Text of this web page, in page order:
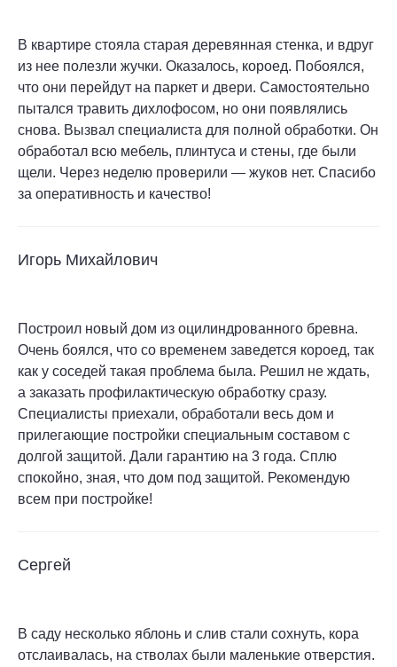
В квартире стояла старая деревянная стенка, и вдруг
из нее полезли жучки. Оказалось, короед. Побоялся,
что они перейдут на паркет и двери. Самостоятельно
пытался травить дихлофосом, но они появлялись
снова. Вызвал специалиста для полной обработки. Он
обработал всю мебель, плинтуса и стены, где были
щели. Через неделю проверили — жуков нет. Спасибо
за оперативность и качество!
Игорь Михайлович
Построил новый дом из оцилиндрованного бревна.
Очень боялся, что со временем заведется короед, так
как у соседей такая проблема была. Решил не ждать,
а заказать профилактическую обработку сразу.
Специалисты приехали, обработали весь дом и
прилегающие постройки специальным составом с
долгой защитой. Дали гарантию на 3 года. Сплю
спокойно, зная, что дом под защитой. Рекомендую
всем при постройке!
Cергей
В саду несколько яблонь и слив стали сохнуть, кора
отслаивалась, на стволах были маленькие отверстия.